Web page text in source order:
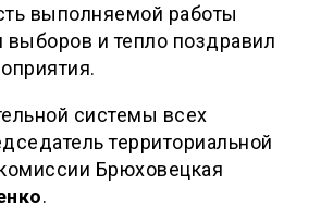
выполняемой работы
выборов и тепло поздравил
системы всех
территориальной
Брюховецкая
.